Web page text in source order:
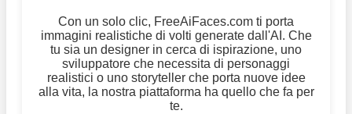
Con un solo clic, FreeAiFaces.com ti porta
immagini realistiche di volti generate dall'AI. Che
tu sia un designer in cerca di ispirazione, uno
sviluppatore che necessita di personaggi
realistici o uno storyteller che porta nuove idee
alla vita, la nostra piattaforma ha quello che fa per
te.